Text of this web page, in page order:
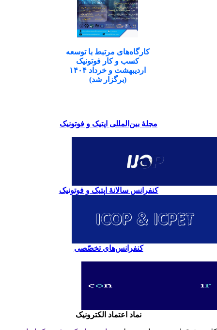
کارگاه‌های مرتبط با توسعه
کسب و کار فوتونیک
اردیبهشت و خرداد ۱۴۰۴
(برگزار شد)
مجلۀ بین‌المللی اپتیک و فوتونیک
کنفرانس سالانۀ اپتیک و فوتونیک
کنفرانس‌های تخصّصی
نماد اعتماد الکترونیک